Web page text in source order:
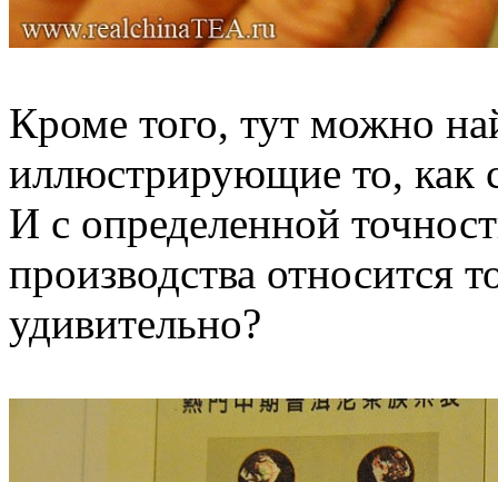
Кроме того, тут можно
иллюстрирующие то, как
И с определенной
производства относится
удивительно?